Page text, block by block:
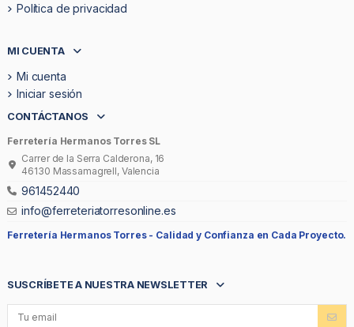
Política de privacidad
MI CUENTA
Mi cuenta
Iniciar sesión
CONTÁCTANOS
Ferretería Hermanos Torres SL
Carrer de la Serra Calderona, 16
46130 Massamagrell, Valencia
961452440
info@ferreteriatorresonline.es
Ferretería Hermanos Torres - Calidad y Confianza en Cada Proyecto.
SUSCRÍBETE A NUESTRA NEWSLETTER